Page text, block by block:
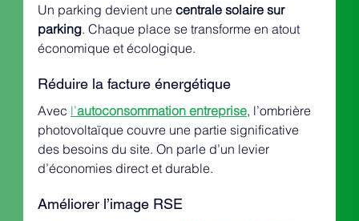
Un parking devient une centrale solaire sur
parking. Chaque place se transforme en atout
économique et écologique.
Réduire la facture énergétique
Avec l’autoconsommation entreprise, l’ombrière
photovoltaïque couvre une partie significative
des besoins du site. On parle d’un levier
d’économies direct et durable.
Améliorer l’image RSE